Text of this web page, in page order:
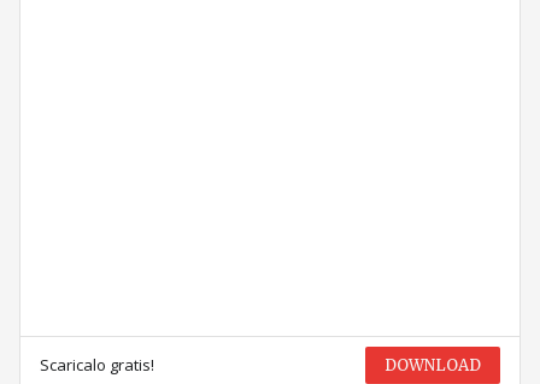
Scaricalo gratis! DOWNLOAD